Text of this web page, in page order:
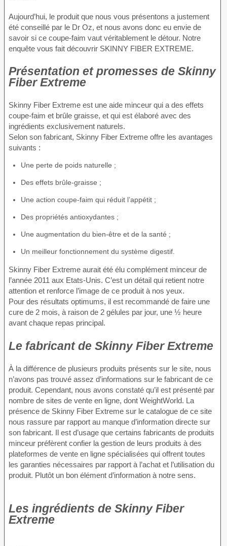
Aujourd’hui, le produit que nous vous présentons a justement
été conseillé par le Dr Oz, et nous avons donc eu envie de
savoir si ce coupe-faim vaut véritablement le détour. Notre
enquête vous fait découvrir SKINNY FIBER EXTREME.
Présentation et promesses de Skinny
Fiber Extreme
Skinny Fiber Extreme est une aide minceur qui a des effets
coupe-faim et brûle graisse, et qui est élaboré avec des
ingrédients exclusivement naturels.
Selon son fabricant, Skinny Fiber Extreme offre les avantages
suivants :
Une perte de poids naturelle ;
Des effets brûle-graisse ;
Une action coupe-faim qui réduit l’appétit ;
Des propriétés antioxydantes ;
Une augmentation du bien-être et de la santé ;
Un meilleur fonctionnement du système digestif.
Skinny Fiber Extreme aurait été élu complément minceur de
l’année 2011 aux Etats-Unis. C’est un détail qui retient notre
attention et renforce l’image de ce produit à nos yeux.
Pour des résultats optimums, il est recommandé de faire une
cure de 2 mois, à raison de 2 gélules par jour, une ½ heure
avant chaque repas principal.
Le fabricant de Skinny Fiber Extreme
À la différence de plusieurs produits présents sur le site, nous
n’avons pas trouvé assez d’informations sur le fabricant de ce
produit. Cependant, nous avons constaté qu’il est présenté par
nombre de sites de vente en ligne, dont WeightWorld. La
présence de Skinny Fiber Extreme sur le catalogue de ce site
nous rassure par rapport au manque d’information directe sur
son fabricant. Il est d’usage que certains fabricants de produits
minceur préfèrent confier la gestion de leurs produits à des
plateformes de vente en ligne spécialisées qui offrent toutes
les garanties nécessaires par rapport à l’achat et l’utilisation du
produit. Plutôt un bon élément d’information à notre sens.
Les ingrédients de Skinny Fiber
Extreme